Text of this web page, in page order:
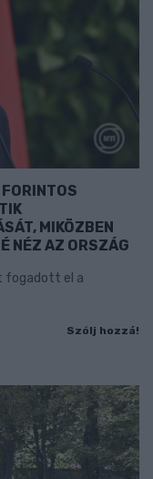
MIKÖZBEN
NÉZ AZ ORSZÁG
fogadott el a
Szólj hozzá!